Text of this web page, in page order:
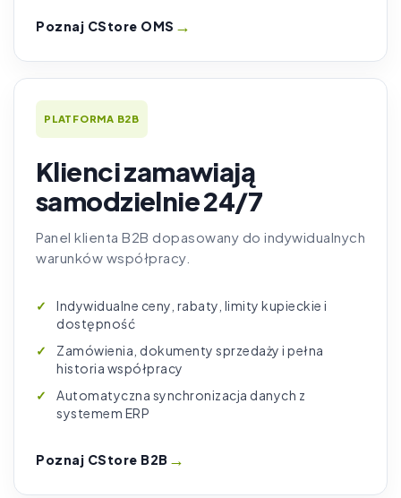
Poznaj CStore OMS →
PLATFORMA B2B
Klienci zamawiają
samodzielnie 24/7
Panel klienta B2B dopasowany do indywidualnych
warunków współpracy.
Indywidualne ceny, rabaty, limity kupieckie i
dostępność
Zamówienia, dokumenty sprzedaży i pełna
historia współpracy
Automatyczna synchronizacja danych z
systemem ERP
Poznaj CStore B2B →